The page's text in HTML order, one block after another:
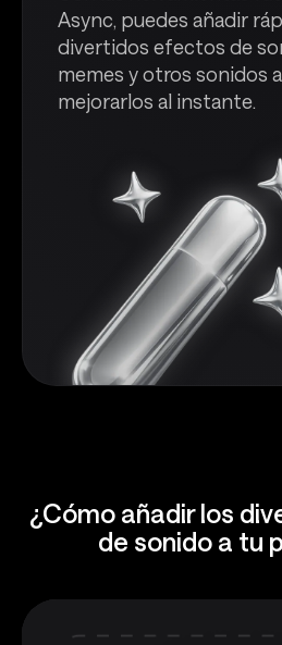
Async, puedes añadir
divertidos efectos de
memes y otros sonidos
mejorarlos al instante.
¿Cómo añadir los
de sonido a tu